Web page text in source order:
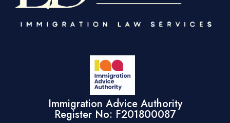
Immigration Advice Authority
Register No: F201800087